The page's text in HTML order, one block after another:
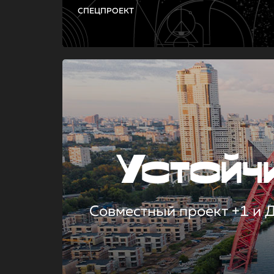
СПЕЦПРОЕКТ
Совместный проект +1 и